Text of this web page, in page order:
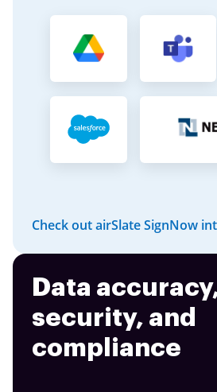
Check out airSlate SignNow
Data
security, and
compliance